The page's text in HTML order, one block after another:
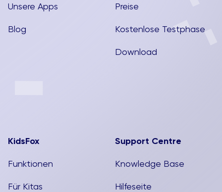
Unsere Apps
Blog
Preise
Kostenlose Testphase
Download
KidsFox
Funktionen
Für Kitas
Support Centre
Knowledge Base
Hilfeseite